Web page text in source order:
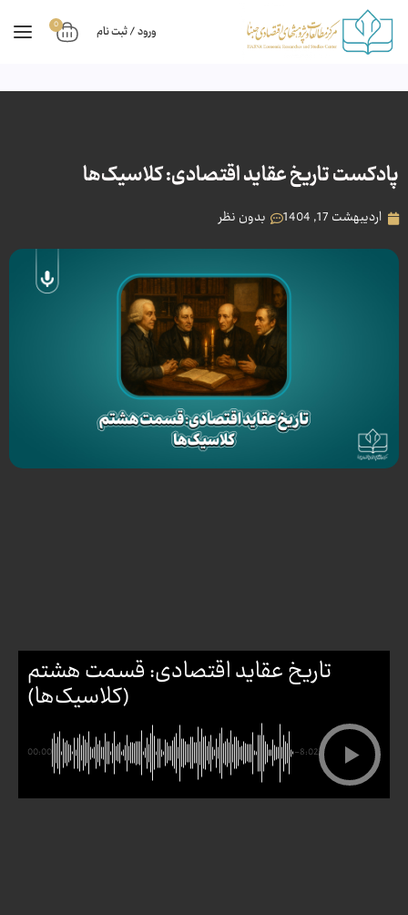
ورود / ثبت نام 0
پادکست تاریخ عقاید اقتصادی: کلاسیک‌ها
اردیبهشت 17, 1404 بدون نظر
تاریخ عقاید اقتصادی: قسمت هشتم
(کلاسیک‌ها)
00:00 -8:02